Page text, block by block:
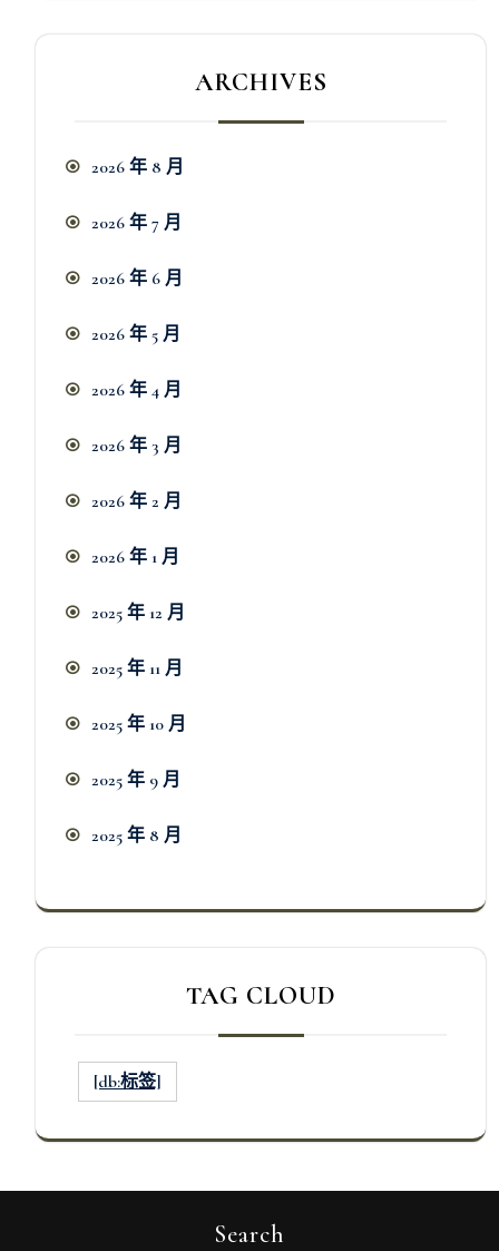
ARCHIVES
2026 年 8 月
2026 年 7 月
2026 年 6 月
2026 年 5 月
2026 年 4 月
2026 年 3 月
2026 年 2 月
2026 年 1 月
2025 年 12 月
2025 年 11 月
2025 年 10 月
2025 年 9 月
2025 年 8 月
TAG CLOUD
[db:标签]
Search